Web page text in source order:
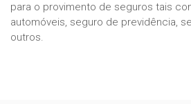
para o provimento de seguros tais
automóveis, seguro de previdência,
outros.